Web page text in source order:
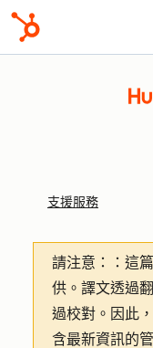
支援服務
請注意：
：這
供。譯文透過
過校對。因此
含最新資訊的